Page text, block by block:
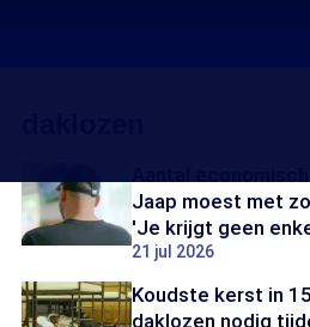
Jaap moest met
'Je krijgt geen
21 jul 2026
Koudste kerst in
daklozen nodig